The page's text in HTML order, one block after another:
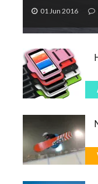
01 Jun 2016